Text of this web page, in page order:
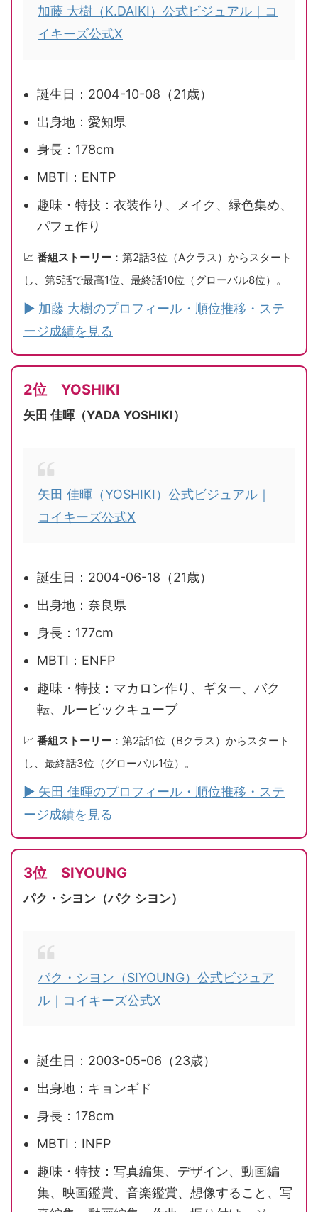
加藤 大樹（K.DAIKI）公式ビジュアル｜コ
イキーズ公式X
誕生日：2004-10-08（21歳）
出身地：愛知県
身長：178cm
MBTI：ENTP
趣味・特技：衣装作り、メイク、緑色集め、
パフェ作り
📈 番組ストーリー ：第2話3位（Aクラス）からスタート
し、第5話で最高1位、最終話10位（グローバル8位）。
▶ 加藤 大樹のプロフィール・順位推移・ステ
ージ成績を見る
2位 YOSHIKI
矢田 佳暉（YADA YOSHIKI）
矢田 佳暉（YOSHIKI）公式ビジュアル｜
コイキーズ公式X
誕生日：2004-06-18（21歳）
出身地：奈良県
身長：177cm
MBTI：ENFP
趣味・特技：マカロン作り、ギター、バク
転、ルービックキューブ
📈 番組ストーリー ：第2話1位（Bクラス）からスタート
し、最終話3位（グローバル1位）。
▶ 矢田 佳暉のプロフィール・順位推移・ステ
ージ成績を見る
3位 SIYOUNG
パク・シヨン（パク シヨン）
パク・シヨン（SIYOUNG）公式ビジュア
ル｜コイキーズ公式X
誕生日：2003-05-06（23歳）
出身地：キョンギド
身長：178cm
MBTI：INFP
趣味・特技：写真編集、デザイン、動画編
集、映画鑑賞、音楽鑑賞、想像すること、写